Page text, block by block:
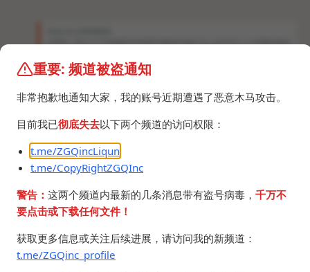
近期有人用几十个号批量恶意举报R18频道导致8个以上的10万人+订阅量的频道
户名 @brJ2RyoGDNEyOGI1 被占用，可通过邀请链接https://t.me/+VgUAI2cv
WUs2Y2U1 加入，望周知。
GATEWAY@kemono_AI
重要: 频道被盗通知
非常抱歉地通知大家，我的账号近期遭遇了恶意木马攻击。
目前我已彻底失去以下两个频道的访问权限：
t.me/ZGQincLiqun
t.me/CopyRightZGQInc
警告： 这两个频道内最新的几条消息带有盗号病毒， 千万不
要点击或下载任何文件！
获取更多信息或关注后续进展，请访问我的新频道：
t.me/ZGQinc_profile